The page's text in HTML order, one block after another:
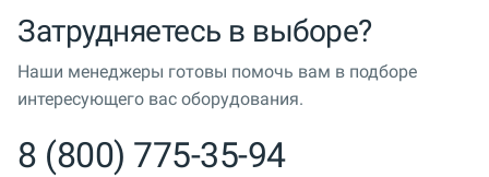
Затрудняетесь в выборе?
Наши менеджеры готовы помочь вам в подборе
интересующего вас оборудования.
8 (800) 775-35-94